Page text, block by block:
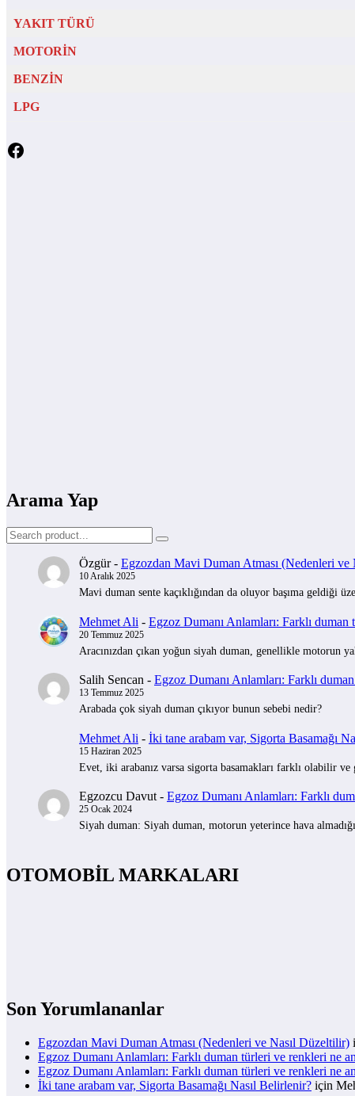
YAKIT TÜRÜ
MOTORİN
BENZİN
LPG
Facebook
Arama Yap
Özgür- Egzozdan Mavi Duman Atması (Nedenleri ve
10 Aralık 2025
Mavi duman sente kaçıklığından da oluyor başıma geldiği
Mehmet Ali - Egzoz Dumanı Anlamları: Farklı
20 Temmuz 2025
Aracınızdan çıkan yoğun siyah duman, genellikle motorun
Salih Sencan - Egzoz Dumanı Anlamları: Farklı
13 Temmuz 2025
Arabada çok siyah duman çıkıyor bunun sebebi nedir?
Mehmet Ali - İki tane arabam var, Sigorta Basamağı
15 Haziran 2025
Evet, iki arabanız varsa sigorta basamakları farklı olabilir
Egzozcu Davut - Egzoz Dumanı Anlamları: Farklı
25 Ocak 2024
Siyah duman: Siyah duman, motorun yeterince hava
OTOMOBİL MARKALARI
Son Yorumlananlar
Egzozdan Mavi Duman Atması (Nedenleri ve Nasıl Düzeltilir)
Egzoz Dumanı Anlamları: Farklı duman türleri ve renkleri ne
Egzoz Dumanı Anlamları: Farklı duman türleri ve renkleri ne
İki tane arabam var, Sigorta Basamağı Nasıl Belirlenir? için